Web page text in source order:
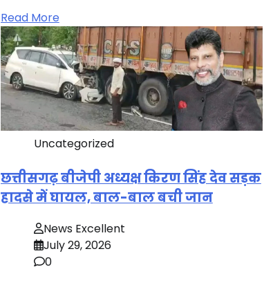
Read More
Uncategorized
छत्तीसगढ़ बीजेपी अध्यक्ष किरण सिंह देव सड़क
हादसे में घायल, बाल-बाल बची जान
News Excellent
July 29, 2026
0